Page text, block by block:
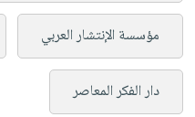
مؤسسة الإنتشار العربي
دار الفكر المعاصر